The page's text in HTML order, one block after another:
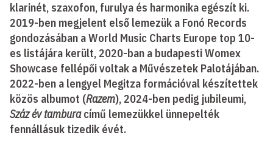
klarinét, szaxofon, furulya és harmonika egészít ki.
2019-ben megjelent első lemezük a Fonó Records
gondozásában a World Music Charts Europe top 10-
es listájára került, 2020-ban a budapesti Womex
Showcase fellépői voltak a Művészetek Palotájában.
2022-ben a lengyel Megitza formációval készítettek
közös albumot (Razem), 2024-ben pedig jubileumi,
Száz év tamburacímű lemezükkel ünnepelték
fennállásuk tizedik évét.